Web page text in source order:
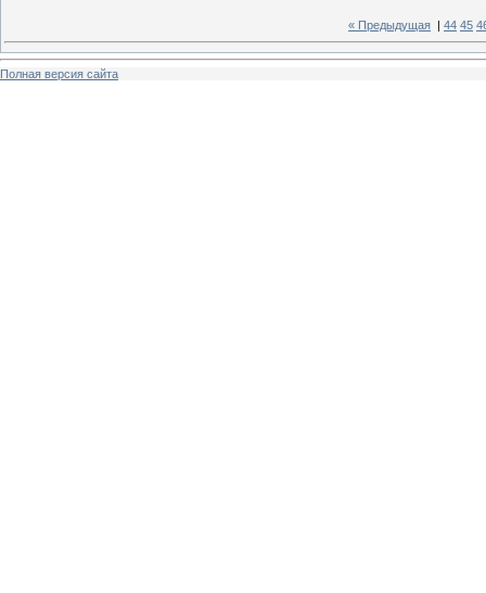
« Предыдущая 44 45
Полная версия сайта